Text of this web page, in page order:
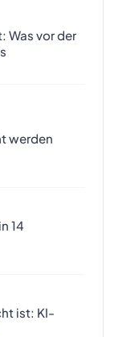
Was vor der
werden
14
ist: KI-